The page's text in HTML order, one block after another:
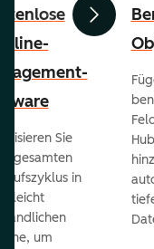
ZurückWeiter
Sie
gesamten
in
leicht
um